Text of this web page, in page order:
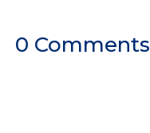
0 Comments